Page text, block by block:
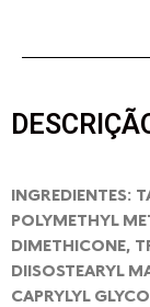
INGREDIENTES:
POLYMETHYL
DIMETHICONE,
DIISOSTEARYL
CAPRYLYL